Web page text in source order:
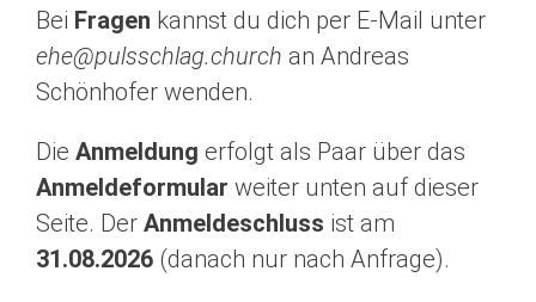
Bei Fragen kannst du dich per E-Mail unter
ehe@pulsschlag.church an Andreas
Schönhofer wenden.
Die Anmeldung erfolgt als Paar über das
Anmeldeformular weiter unten auf dieser
Seite. Der Anmeldeschluss ist am
31.08.2026(danach nur nach Anfrage).